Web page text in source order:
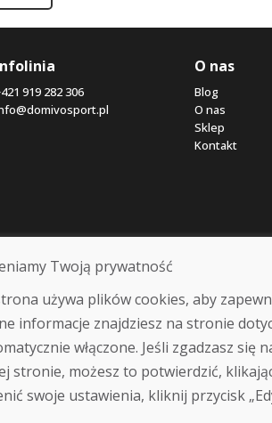
919 282 306
O nas
Blog
O nas
Sklep
Kontakt
Twoją prywatność
używa plików cookies, aby
informacje znajdziesz na stronie
włączone. Jeśli zgadzasz
stronie, możesz to potwierdzić,
swoje ustawienia, kliknij przycisk